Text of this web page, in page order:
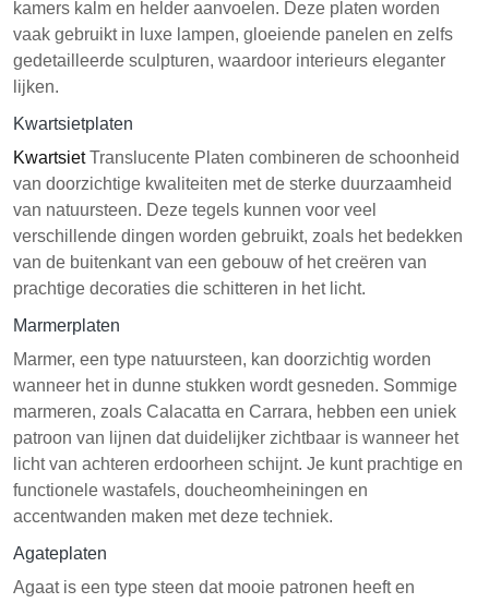
kamers kalm en helder aanvoelen. Deze platen worden
vaak gebruikt in luxe lampen, gloeiende panelen en zelfs
gedetailleerde sculpturen, waardoor interieurs eleganter
lijken.
Kwartsietplaten
KwartsietTranslucente Platen combineren de schoonheid
van doorzichtige kwaliteiten met de sterke duurzaamheid
van natuursteen. Deze tegels kunnen voor veel
verschillende dingen worden gebruikt, zoals het bedekken
van de buitenkant van een gebouw of het creëren van
prachtige decoraties die schitteren in het licht.
Marmerplaten
Marmer, een type natuursteen, kan doorzichtig worden
wanneer het in dunne stukken wordt gesneden. Sommige
marmeren, zoals Calacatta en Carrara, hebben een uniek
patroon van lijnen dat duidelijker zichtbaar is wanneer het
licht van achteren erdoorheen schijnt. Je kunt prachtige en
functionele wastafels, doucheomheiningen en
accentwanden maken met deze techniek.
Agateplaten
Agaat is een type steen dat mooie patronen heeft en